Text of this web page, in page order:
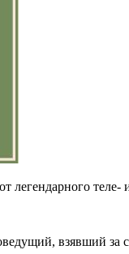
легендарного
взявший за